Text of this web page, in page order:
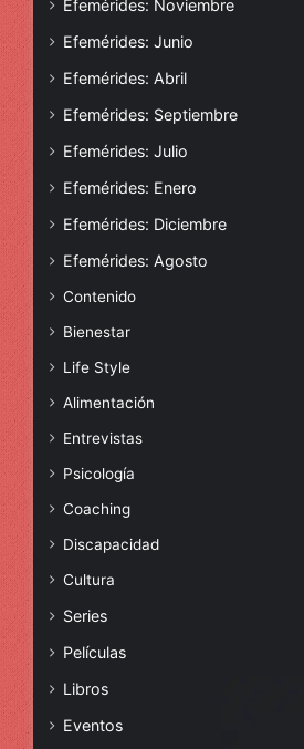
Efemérides: Noviembre
Efemérides: Junio
Efemérides: Abril
Efemérides: Septiembre
Efemérides: Julio
Efemérides: Enero
Efemérides: Diciembre
Efemérides: Agosto
Contenido
Bienestar
Life Style
Alimentación
Entrevistas
Psicología
Coaching
Discapacidad
Cultura
Series
Películas
Libros
Eventos